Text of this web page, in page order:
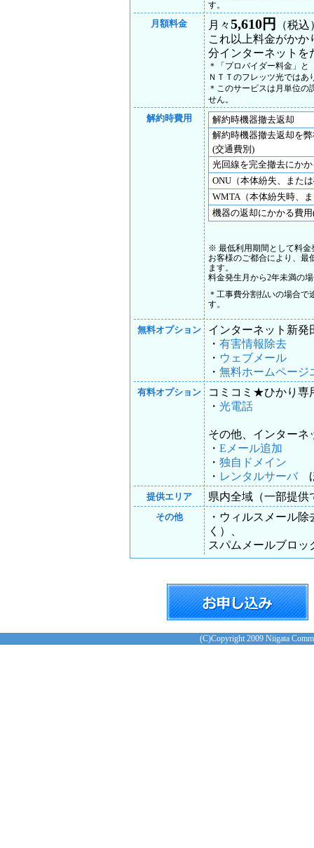
す。
月額料金 月々5,610円
（税
これ以上料金がか
分インターネットを
＊「プロバイダー料金」
ＮＴＴのフレッツ光ではあ
＊このサービスは月単位
せん。
解約時費用
解約時機器撤去返却
解約時機器撤去返却を
(交通費別)
光回線を完全撤去にか
ONU（本体紛失、また
WMTA（本体紛失時、
機器の返却にかかる費
※ 最低利用期間として料
お客様のご都合により、最
ます。
料金発生月から2年未満の
＊工事費分割払いの場合
す。
無料オプション
インターネット新発
・ 有害情報除去
・ ウェブメール
・ 無料ホームページ
有料オプション
コミコミ★ひかり専
・ 光電話
その他、インターネ
・ Eメール追加
・ 独自ドメイン
・ レンタルサーバ
提供エリア 県内全域（一部提供
その他
・ウィルスメール
く）、
スパムメールブロ
(C)Copyright 2009 Niigata